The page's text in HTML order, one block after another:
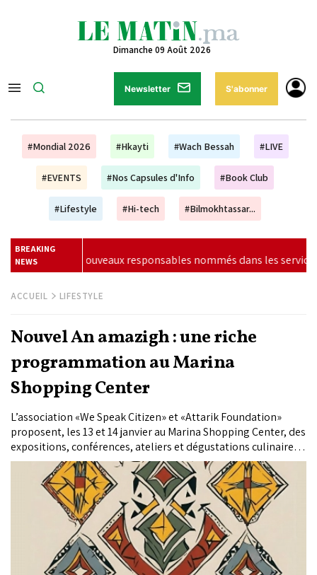
Dimanche 09 Août 2026
Newsletter S'abonner
#Mondial 2026 #Hkayti #Wach Bessah #LIVE
#EVENTS #Nos Capsules d'Info #Book Club
#Lifestyle #Hi-tech #Bilmokhtassar...
BREAKING
NEWS
dans les services de police de 13 villes | CAN
ACCUEIL LIFESTYLE
Nouvel An amazigh : une riche
programmation au Marina
Shopping Center
L’association «We Speak Citizen» et «Attarik Foundation»
proposent, les 13 et 14 janvier au Marina Shopping Center, des
expositions, conférences, ateliers et dégustations culinaires
pour célébrer la culture et le patrimoine amazighs. Les
photographes Abdellah Azizi et Ken Wong Youk Hong
proposent une exposition où ils capturent la richesse visuelle
de la culture amazighe.